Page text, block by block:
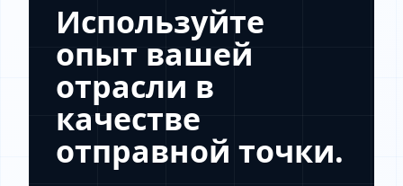
Используйте
опыт вашей
отрасли в
качестве
отправной точки.